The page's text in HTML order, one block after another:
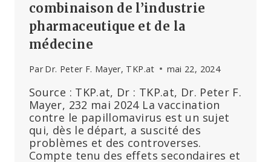
combinaison de l’industrie
pharmaceutique et de la
médecine
Par Dr. Peter F. Mayer, TKP.at mai 22, 2024
Source : TKP.at, Dr : TKP.at, Dr. Peter F.
Mayer, 232 mai 2024 La vaccination
contre le papillomavirus est un sujet
qui, dès le départ, a suscité des
problèmes et des controverses.
Compte tenu des effets secondaires et